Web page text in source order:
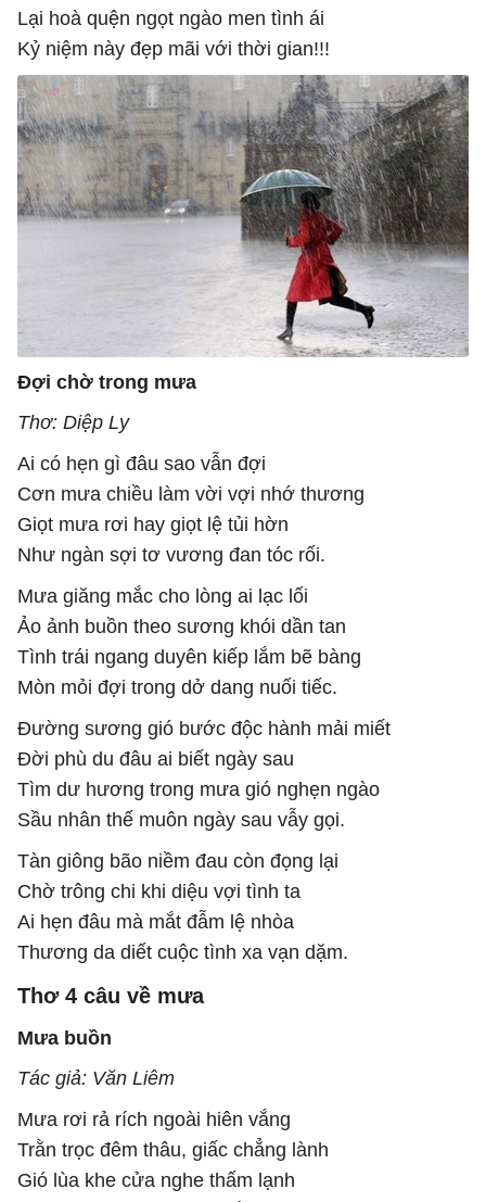
Lại hoà quện ngọt ngào men tình ái
Kỷ niệm này đẹp mãi với thời gian!!!
Đợi chờ trong mưa
Thơ: Diệp Ly
Ai có hẹn gì đâu sao vẫn đợi
Cơn mưa chiều làm vời vợi nhớ thương
Giọt mưa rơi hay giọt lệ tủi hờn
Như ngàn sợi tơ vương đan tóc rối.
Mưa giăng mắc cho lòng ai lạc lối
Ảo ảnh buồn theo sương khói dần tan
Tình trái ngang duyên kiếp lắm bẽ bàng
Mòn mỏi đợi trong dở dang nuối tiếc.
Đường sương gió bước độc hành mải miết
Đời phù du đâu ai biết ngày sau
Tìm dư hương trong mưa gió nghẹn ngào
Sầu nhân thế muôn ngày sau vẫy gọi.
Tàn giông bão niềm đau còn đọng lại
Chờ trông chi khi diệu vợi tình ta
Ai hẹn đâu mà mắt đẫm lệ nhòa
Thương da diết cuộc tình xa vạn dặm.
Thơ 4 câu về mưa
Mưa buồn
Tác giả: Văn Liêm
Mưa rơi rả rích ngoài hiên vắng
Trằn trọc đêm thâu, giấc chẳng lành
Gió lùa khe cửa nghe thấm lạnh